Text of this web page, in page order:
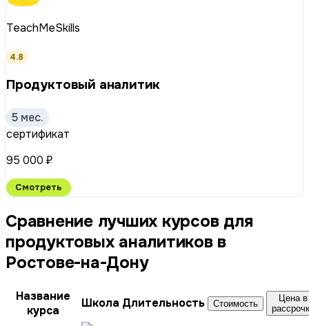
TeachMeSkills
4.8
Продуктовый аналитик
5 мес.
сертификат
95 000 ₽
Смотреть
Сравнение лучших курсов для
продуктовых аналитиков в
Ростове-на-Дону
Название
курса
Школа Длительность Стоимость
Цена в